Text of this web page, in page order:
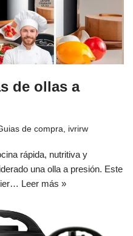
de ollas a
de compra ivrirw
rápida, nutritiva y
una olla a presión. Este
Leer más »